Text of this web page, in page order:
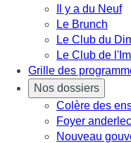
Il y a du Neuf
Le Brunch
Le Club du
Le Club de
Grille des
Nos dossiers
Colère des
Foyer
Nouveau